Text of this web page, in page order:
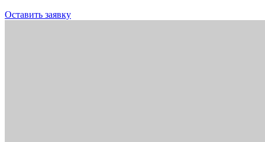
Оставить заявку